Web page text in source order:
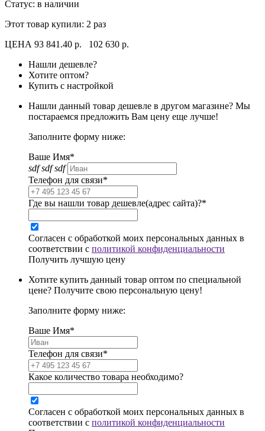
Статус: в наличии
Этот товар купили: 2 раз
ЦЕНА 93 841.40 р.
102 630 р.
Нашли дешевле?
Хотите оптом?
Купить с настройкой
Нашли данный товар дешевле в другом магазине? Мы
постараемся предложить Вам цену еще лучше!
Заполните форму ниже:
Ваше Имя*
sdf sdf sdf
Телефон для связи*
Где вы нашли товар дешевле(адрес сайта)?*
Согласен с обработкой моих персональных данных в
соответствии с политикой конфиденциальности
Получить лучшую цену
Хотите купить данный товар оптом по специальной
цене? Получите свою персональную цену!
Заполните форму ниже:
Ваше Имя*
Телефон для связи*
Какое количество товара необходимо?
Согласен с обработкой моих персональных данных в
соответствии с политикой конфиденциальности